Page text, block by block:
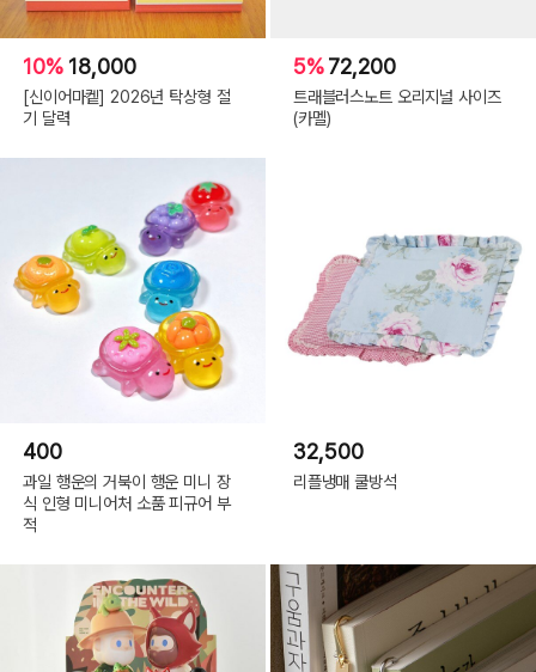
10% 18,000
[신이어마켙] 2026년 탁상형 절
기 달력
5%72,200
트래블러스노트 오리지널 사이즈
(카멜)
400
과일 행운의 거북이 행운 미니 장
식 인형 미니어처 소품 피규어 부
적
32,500
리플냉매 쿨방석